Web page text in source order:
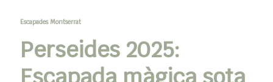
Escapades Montserrat
Perseides 2025: